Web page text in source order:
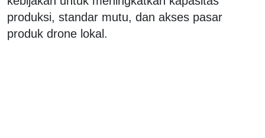
produksi, standar mutu, dan akses pasar
produk drone lokal.